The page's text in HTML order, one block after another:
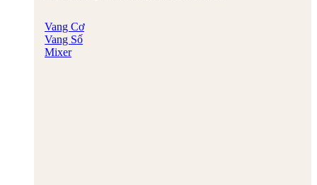
Vang Cơ
Vang Số
Mixer